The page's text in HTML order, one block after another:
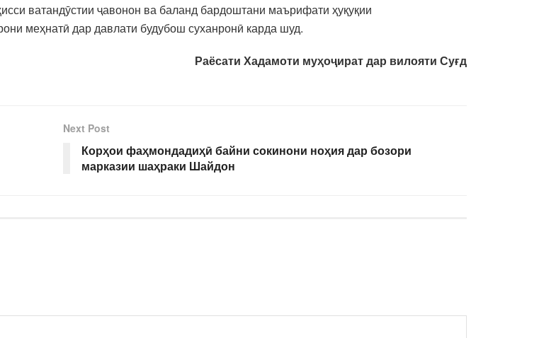
ватандӯстии ҷавонон ва баланд бардоштани маърифати ҳуқуқии
меҳнатӣ дар давлати будубош суханронӣ карда шуд.
Раёсати Хадамоти муҳоҷират дар вилояти Суғд
Next Post
Корҳои фаҳмондадиҳӣ байни сокинони ноҳия дар бозори
марказии шаҳраки Шайдон